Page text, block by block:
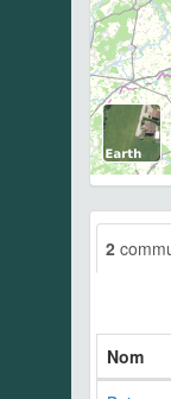
2
Nom